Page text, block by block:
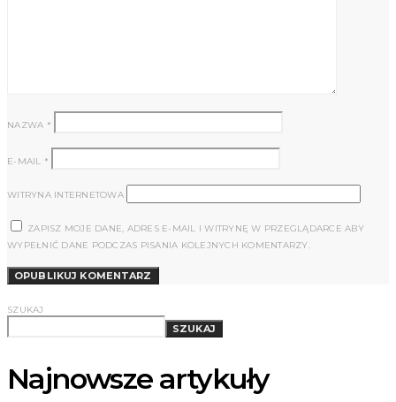
NAZWA *
E-MAIL *
WITRYNA INTERNETOWA
ZAPISZ MOJE DANE, ADRES E-MAIL I WITRYNĘ W PRZEGLĄDARCE ABY
WYPEŁNIĆ DANE PODCZAS PISANIA KOLEJNYCH KOMENTARZY.
SZUKAJ
SZUKAJ
Najnowsze artykuły